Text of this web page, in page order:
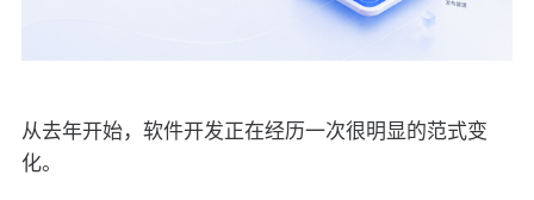
从去年开始，软件开发正在经历一次很明显的范式变
化。